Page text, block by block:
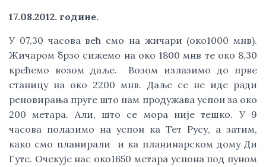
17.08.2012. године.
У 07,30 часова већ смо на жичари (око1000 мнв).
Жичаром брзо сижемо на око 1800 мнв те око 8,30
крећемо возом даље. Возом излазимо до прве
станицу на око 2200 мнв. Даље се не иде ради
реновирања пруге што нам продужава успон за око
200 метара. Али, што се мора није тешко. У 9
часова полазимо на успон ка Тет Русу, а затим,
како смо планирали и ка планинарском дому Ди
Гуте. Очекује нас око1650 метара успона под пуном